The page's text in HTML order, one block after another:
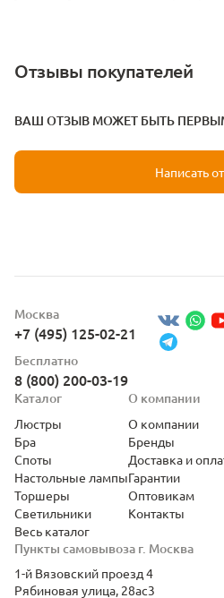
Отзывы покупателей
ВАШ ОТЗЫВ МОЖЕТ БЫТЬ
Написать
Москва
+7 (495) 125-02-21
Бесплатно
8 (800) 200-03-19
Пункты самовывоза г. Москва
1-й Вязовский проезд 4
Рябиновая улица, 28ас3
Каталог
Люстры
Бра
Споты
Настольные лампы
Торшеры
Светильники
Весь каталог
О компании
О компании
Бренды
Доставка и
Гарантии
Оптовикам
Контакты